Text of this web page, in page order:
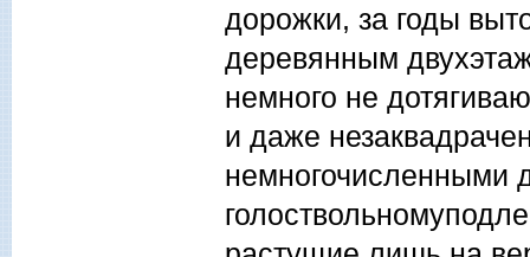
дорожки, за годы
деревянным
немного не
и даже
немногочисленными